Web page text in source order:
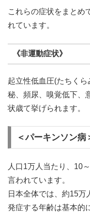
これらの症状をまとめ
れています。
《非運動症状》
起立性低血圧(たちく
秘、頻尿、嗅覚低下、
状歳て挙げられます。
＜パーキンソン病
人口1万人当たり、10
言われています。
日本全体では、約15万
発症する年齢は基本的